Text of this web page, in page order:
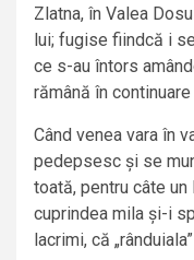
Zlatna, în Valea
lui; fugise fiindcă i
ce s-au întors
rămână în
Când venea vara în
pedepsesc și se
toată, pentru câte un
cuprindea mila și-i
lacrimi, că